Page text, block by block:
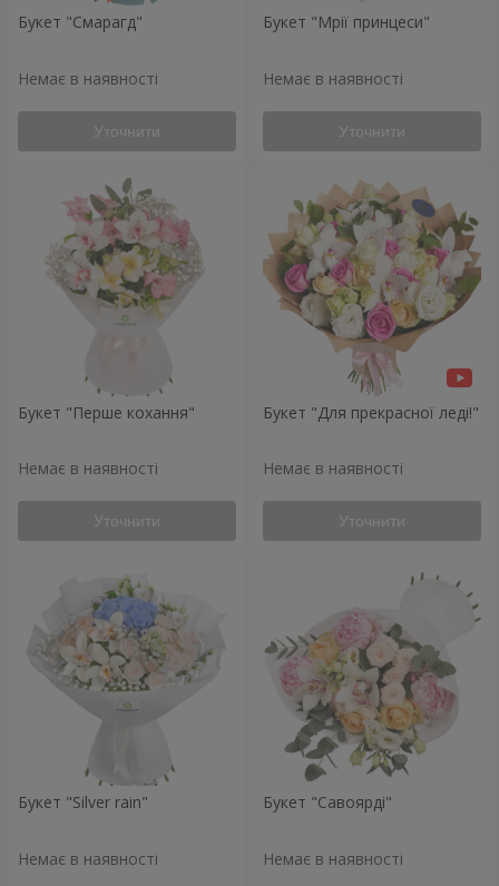
Букет "Смарагд"
Немає в наявності
Уточнити
Букет "Мрії принцеси"
Немає в наявності
Уточнити
Букет "Перше кохання"
Немає в наявності
Уточнити
Букет "Для прекрасної леді!"
Немає в наявності
Уточнити
Букет "Silver rain"
Немає в наявності
Букет "Савоярді"
Немає в наявності